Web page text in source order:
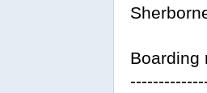
Boarding